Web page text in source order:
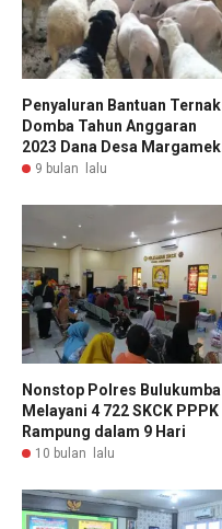
Penyaluran Bantuan Ternak
Domba Tahun Anggaran
2023 Dana Desa
9 bulan lalu
Nonstop Polres Bulukumba
Melayani 4 722 SKCK PPPK
Rampung dalam 9 Hari
10 bulan lalu